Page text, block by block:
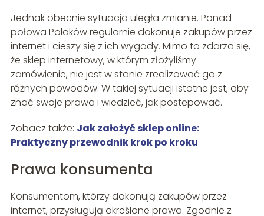
Jednak obecnie sytuacja uległa zmianie. Ponad
połowa Polaków regularnie dokonuje zakupów przez
internet i cieszy się z ich wygody. Mimo to zdarza się,
że sklep internetowy, w którym złożyliśmy
zamówienie, nie jest w stanie zrealizować go z
różnych powodów. W takiej sytuacji istotne jest, aby
znać swoje prawa i wiedzieć, jak postępować.
Zobacz także: Jak założyć sklep online:
Praktyczny przewodnik krok po kroku
Prawa konsumenta
Konsumentom, którzy dokonują zakupów przez
internet, przysługują określone prawa. Zgodnie z